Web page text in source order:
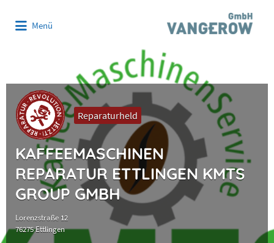
Menü
Reparaturheld
KAFFEEMASCHINEN
REPARATUR ETTLINGEN KMTS
GROUP GMBH
Lorenzstraße 12
76275 Ettlingen